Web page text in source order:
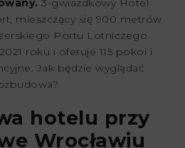
3-gwiazdkowy Hotel
mieszczący się 900 metrów
Portu Lotniczego
roku i oferuje 115 pokoi i
Jak będzie wyglądać
hotelu przy
Wrocławiu